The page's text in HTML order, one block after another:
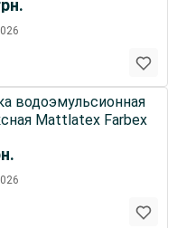
водоэмульсионная
Mattlatex Farbex